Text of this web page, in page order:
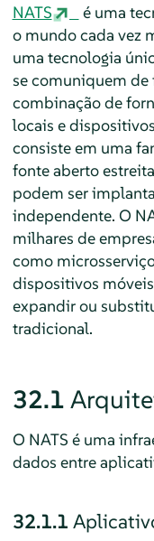
NATS
é uma
o mundo cada vez
uma tecnologia
se comuniquem
combinação de
locais e
consiste em uma
fonte aberto
podem ser
independente. O
milhares de
como
dispositivos móveis
expandir ou
tradicional.
32.1
O NATS é uma
dados entre
32.1.1